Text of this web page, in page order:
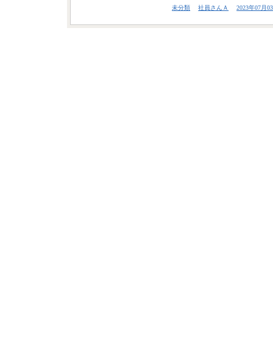
未分類 社員さんＡ 2023年07月